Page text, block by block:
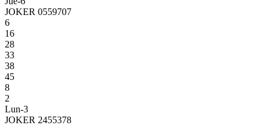
JOKER 0559707
6
16
28
33
38
45
8
2
Lun-3
JOKER 2455378